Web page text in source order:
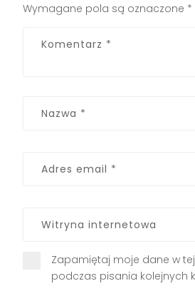
Wymagane pola są oznaczone *
Zapamiętaj moje dane w
podczas pisania kolejnych